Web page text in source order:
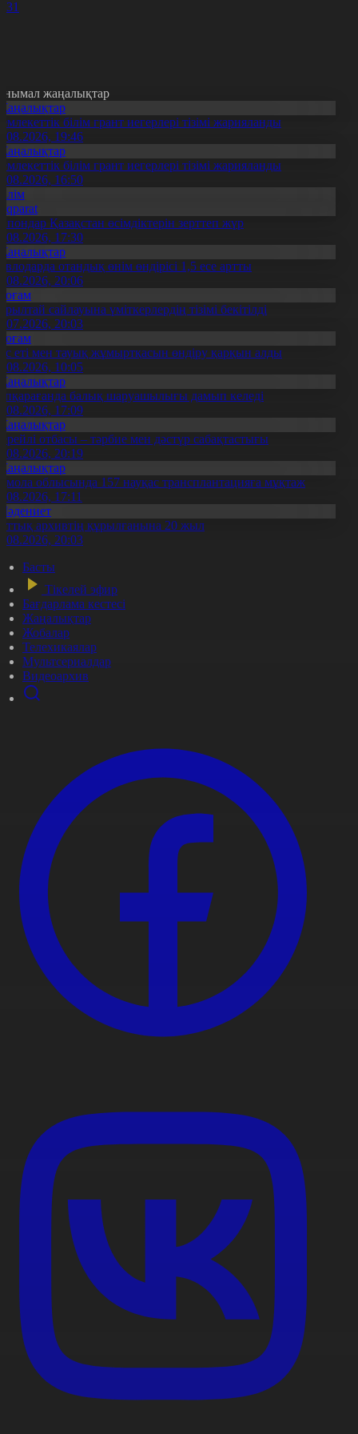
31
жаңалықтар
білім грант иегерлері тізімі жарияланды
19:46
білім грант иегерлері тізімі жарияланды
16:50
Қазақстан өсімдіктерін зерттеп жүр
17:30
отандық өнім өндірісі 1,5 есе артты
20:06
сайлауына үміткерлердің тізімі бекітілді
20:03
еті мен тауық жұмыртқасын өндіру қарқын алды
10:05
балық шаруашылығы дамып келеді
17:09
отбасы – тәрбие мен дәстүр сабақтастығы
20:19
облысында 157 науқас трансплантацияға мұқтаж
17:11
архивтің құрылғанына 20 жыл
20:03
Басты
Тікелей эфир
Бағдарлама кестесі
Жаңалықтар
Жобалар
Телехикаялар
Мультсериалдар
Видеоархив